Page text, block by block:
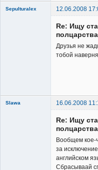
Sepulturalex
12.06.2008
Re: Ищу
Друзья не
тобой
Slawa
16.06.2008
Re: Ищу
Вообщем кое-
за
английском
Сбрасываай